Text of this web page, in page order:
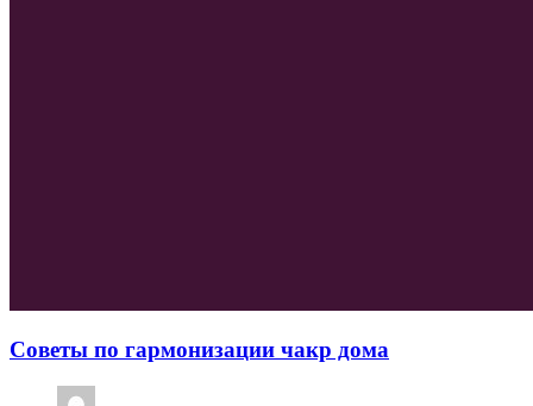
Советы по гармонизации чакр дома